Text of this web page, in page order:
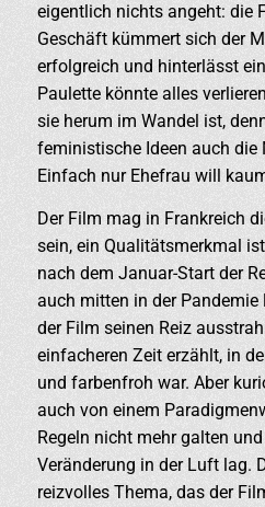
eigentlich nichts angeht: die
Geschäft kümmert sich der
erfolgreich und hinterlässt
Paulette könnte alles
sie herum im Wandel ist,
feministische Ideen auch die
Einfach nur Ehefrau will
Der Film mag in Frankreich
sein, ein Qualitätsmerkmal
nach dem Januar-Start der
auch mitten in der Pandemie
der Film seinen Reiz
einfacheren Zeit erzählt, in
und farbenfroh war. Aber
auch von einem
Regeln nicht mehr galten
Veränderung in der Luft lag.
reizvolles Thema, das der